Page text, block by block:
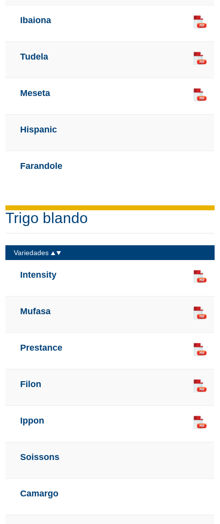
Ibaiona
Tudela
Meseta
Hispanic
Farandole
Trigo blando
Variedades
Intensity
Mufasa
Prestance
Filon
Ippon
Soissons
Camargo